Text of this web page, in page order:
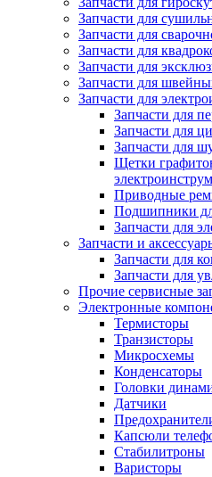
Запчасти для
Запчасти для
Запчасти для
Запчасти для
Запчасти для
Запчасти для
Запчасти для
Запчасти для
Запчасти для
Щетки
Приводные
Подшипники
Запчасти для
Запчасти и
Запчасти для
Запчасти для
Прочие сервисные
Электронные
Термисторы
Транзисторы
Микросхемы
Конденсаторы
Головки
Датчики
Капсюли
Стабилитроны
Варисторы